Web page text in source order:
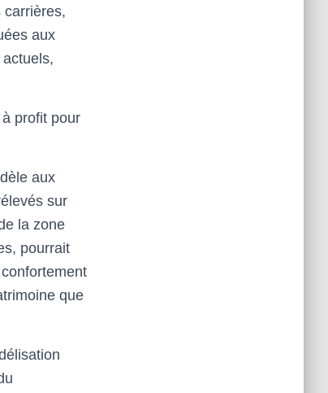
carrières,
aux
profit pour
aux
sur
la zone
pourrait
que